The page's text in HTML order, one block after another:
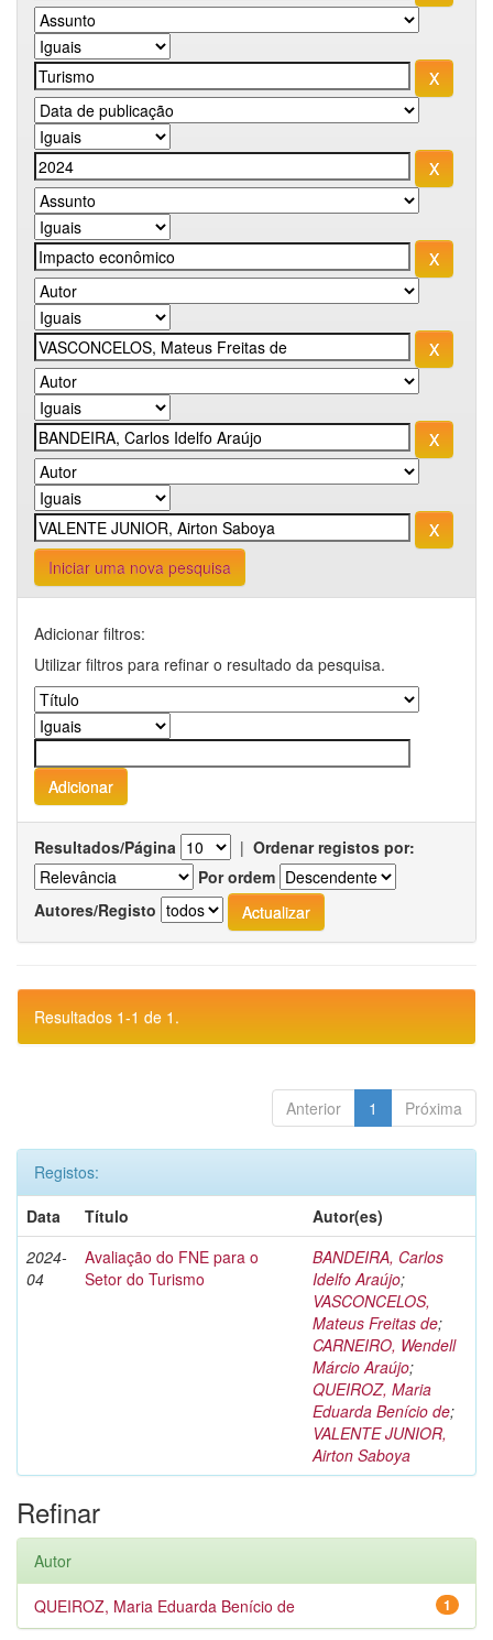
Iniciar uma nova pesquisa
Adicionar filtros:
Utilizar filtros para refinar o resultado da pesquisa.
Resultados/Página | Ordenar registos por:
Por ordem
Autores/Registo
Resultados 1-1 de 1.
Anterior 1 Próxima
Registos:
Data
Título
Autor(es)
2024-
04
Avaliação do FNE para o
Setor do Turismo
BANDEIRA, Carlos
Idelfo Araújo;
VASCONCELOS,
Mateus Freitas de;
CARNEIRO, Wendell
Márcio Araújo;
QUEIROZ, Maria
Eduarda Benício de;
VALENTE JUNIOR,
Airton Saboya
Refinar
Autor
1
QUEIROZ, Maria Eduarda Benício de